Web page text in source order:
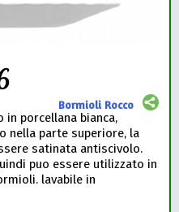
Bormioli Rocco
porcellana bianca,
nella parte superiore, la
satinata antiscivolo.
puo essere utilizzato in
lavabile in